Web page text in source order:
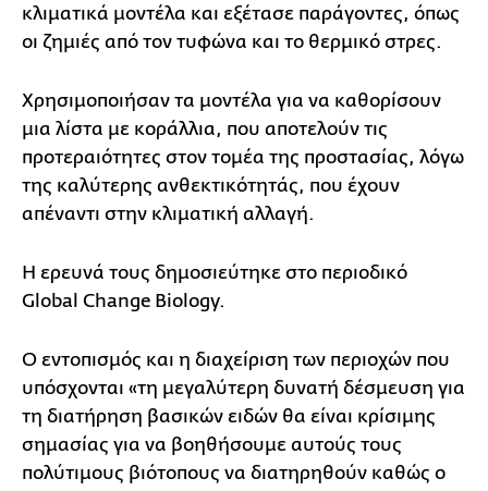
κλιματικά μοντέλα και εξέτασε παράγοντες, όπως
οι ζημιές από τον τυφώνα και το θερμικό στρες.
Χρησιμοποιήσαν τα μοντέλα για να καθορίσουν
μια λίστα με κοράλλια, που αποτελούν τις
προτεραιότητες στον τομέα της προστασίας, λόγω
της καλύτερης ανθεκτικότητάς, που έχουν
απέναντι στην κλιματική αλλαγή.
Η ερευνά τους δημοσιεύτηκε στο περιοδικό
Global Change Biology.
Ο εντοπισμός και η διαχείριση των περιοχών που
υπόσχονται «τη μεγαλύτερη δυνατή δέσμευση για
τη διατήρηση βασικών ειδών θα είναι κρίσιμης
σημασίας για να βοηθήσουμε αυτούς τους
πολύτιμους βιότοπους να διατηρηθούν καθώς ο